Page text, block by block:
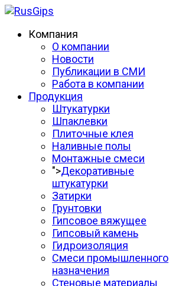
Компания
О компании
Новости
Публикации в СМИ
Работа в компании
Продукция
Штукатурки
Шпаклевки
Плиточные клея
Наливные полы
Монтажные смеси
">Декоративные
штукатурки
Затирки
Грунтовки
Гипсовое вяжущее
Гипсовый камень
Гидроизоляция
Смеси промышленного
назначения
Стеновые материалы